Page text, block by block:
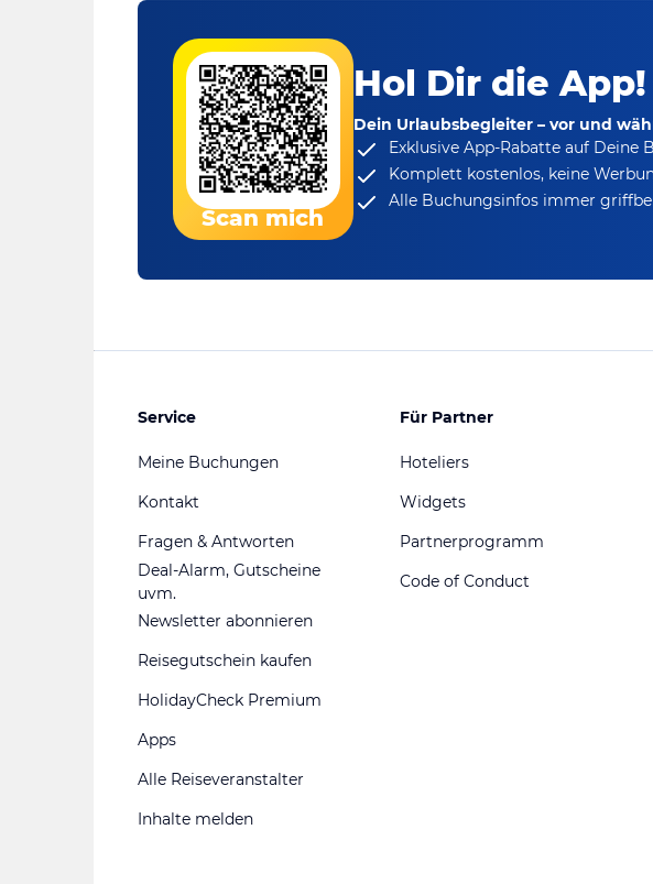
Scan mich
Hol Dir die App!
Dein Urlaubsbegleiter – vor und
Exklusive App-Rabatteauf Deine
Komplett kostenlos, keine
Alle Buchungsinfos immer
Service
Meine Buchungen
Kontakt
Fragen & Antworten
Deal-Alarm, Gutscheine
uvm.
Newsletter abonnieren
Reisegutschein kaufen
HolidayCheck Premium
Apps
Alle Reiseveranstalter
Inhalte melden
Für Partner
Hoteliers
Widgets
Partnerprogramm
Code of Conduct